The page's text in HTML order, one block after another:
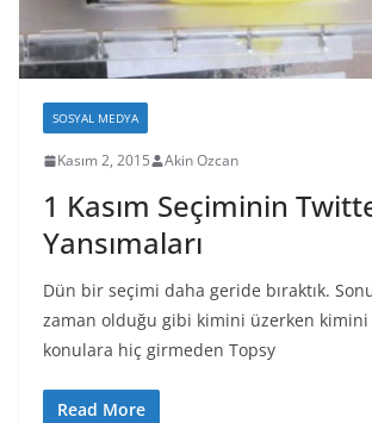
SOSYAL MEDYA
Kasım 2, 2015 Akin Ozcan
1 Kasım Seçiminin
Yansımaları
Dün bir seçimi daha geride bıraktık.
zaman olduğu gibi kimini üzerken
konulara hiç girmeden Topsy
Read More